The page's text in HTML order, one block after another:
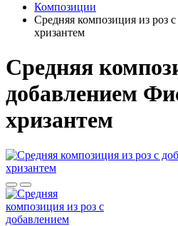
Композиции
Средняя композиция из роз
хризантем
Средняя
добавлением
хризантем